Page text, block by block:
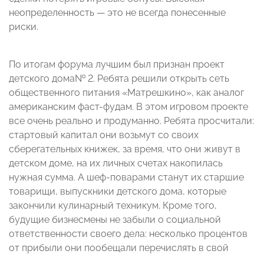
неопределенность — это не всегда понесенные
риски.
По итогам форума лучшим был признан проект
детского дома№ 2. Ребята решили открыть сеть
общественного питания «Матрешкино», как аналог
американским фаст-фудам. В этом игровом проекте
все очень реально и продуманно. Ребята просчитали:
стартовый капитал они возьмут со своих
сберегательных книжек, за время, что они живут в
детском доме, на их личных счетах накопилась
нужная сумма. А шеф-поварами станут их старшие
товарищи, выпускники детского дома, которые
закончили кулинарный техникум. Кроме того,
будущие бизнесмены не забыли о социальной
ответственности своего дела: несколько процентов
от прибыли они пообещали перечислять в свой